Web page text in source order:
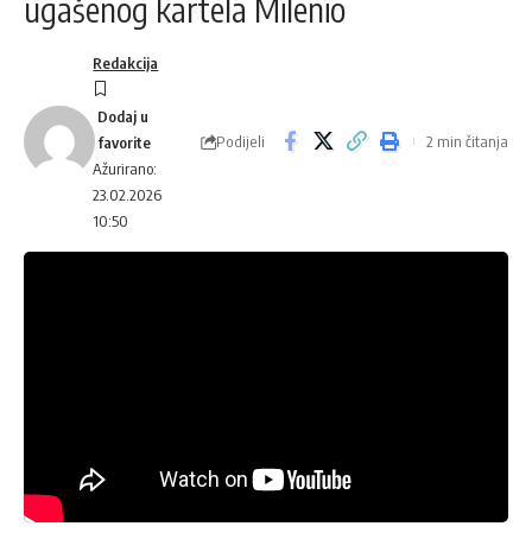
ugašenog kartela Milenio
Ažurirano:
23.02.2026
10:50
Redakcija
Podijeli 2 min čitanja